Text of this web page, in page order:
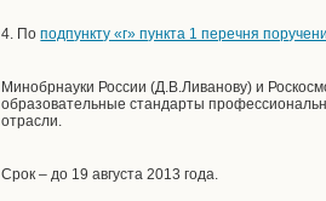
4. Поподпункту «г» пункта 1 перечня
Минобрнауки России (Д.В.Ливанову) и
образовательные стандарты
отрасли.
Срок – до 19 августа 2013 года.